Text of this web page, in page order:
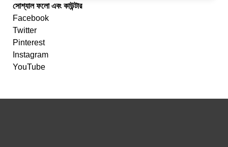
সোশ্যাল ফলো এবং কাউন্টার
Facebook
Twitter
Pinterest
Instagram
YouTube